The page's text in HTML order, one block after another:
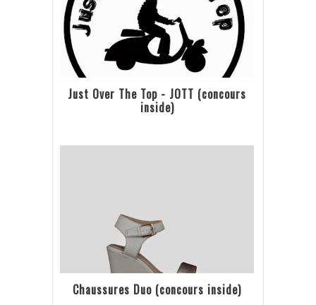
Just Over The Top - JOTT (concours
inside)
Chaussures Duo (concours inside)